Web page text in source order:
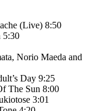
(Live) 8:50
5:30
Norio Maeda and
Day 9:25
The Sun 8:00
3:01